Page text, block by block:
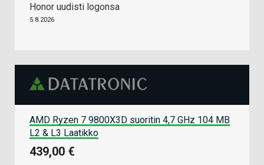
Honor uudisti logonsa
5.8.2026
AMD Ryzen 7 9800X3D suoritin 4,7 GHz 104 MB
L2 & L3 Laatikko
439,00 €